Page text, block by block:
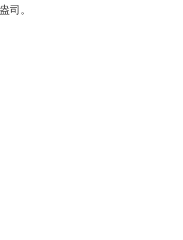
司。